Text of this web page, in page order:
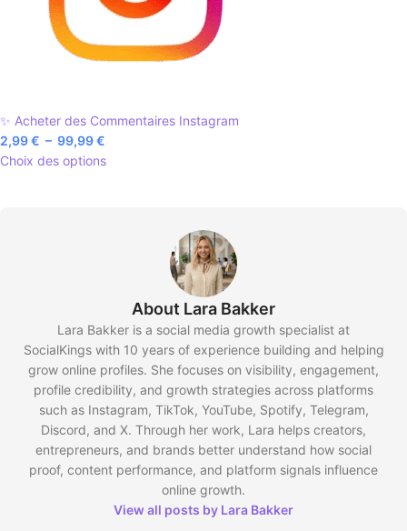
✨ Acheter des Commentaires Instagram
2,99€ – 99,99€
Choix des options
About Lara Bakker
Lara Bakker is a social media growth specialist at
SocialKings with 10 years of experience building and helping
grow online profiles. She focuses on visibility, engagement,
profile credibility, and growth strategies across platforms
such as Instagram, TikTok, YouTube, Spotify, Telegram,
Discord, and X. Through her work, Lara helps creators,
entrepreneurs, and brands better understand how social
proof, content performance, and platform signals influence
online growth.
View all posts by Lara Bakker